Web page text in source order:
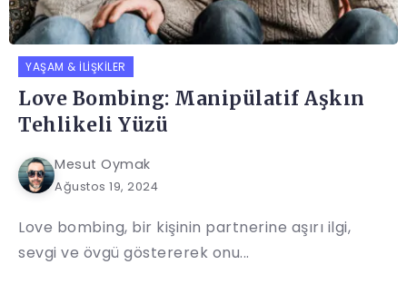
YAŞAM & İLIŞKILER
Love Bombing: Manipülatif Aşkın
Tehlikeli Yüzü
Mesut Oymak
Ağustos 19, 2024
Love bombing, bir kişinin partnerine aşırı ilgi,
sevgi ve övgü göstererek onu...